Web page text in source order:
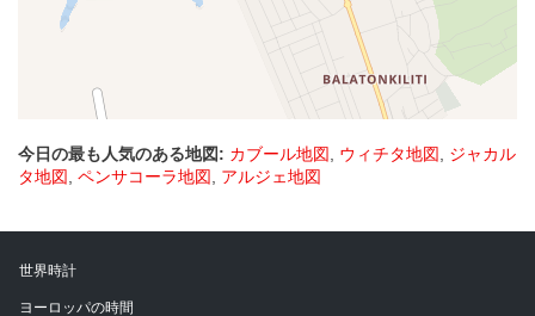
今日の最も人気のある地図: カブール地図, ウィチタ地図, ジャカル
タ地図, ペンサコーラ地図, アルジェ地図
世界時計
ヨーロッパの時間